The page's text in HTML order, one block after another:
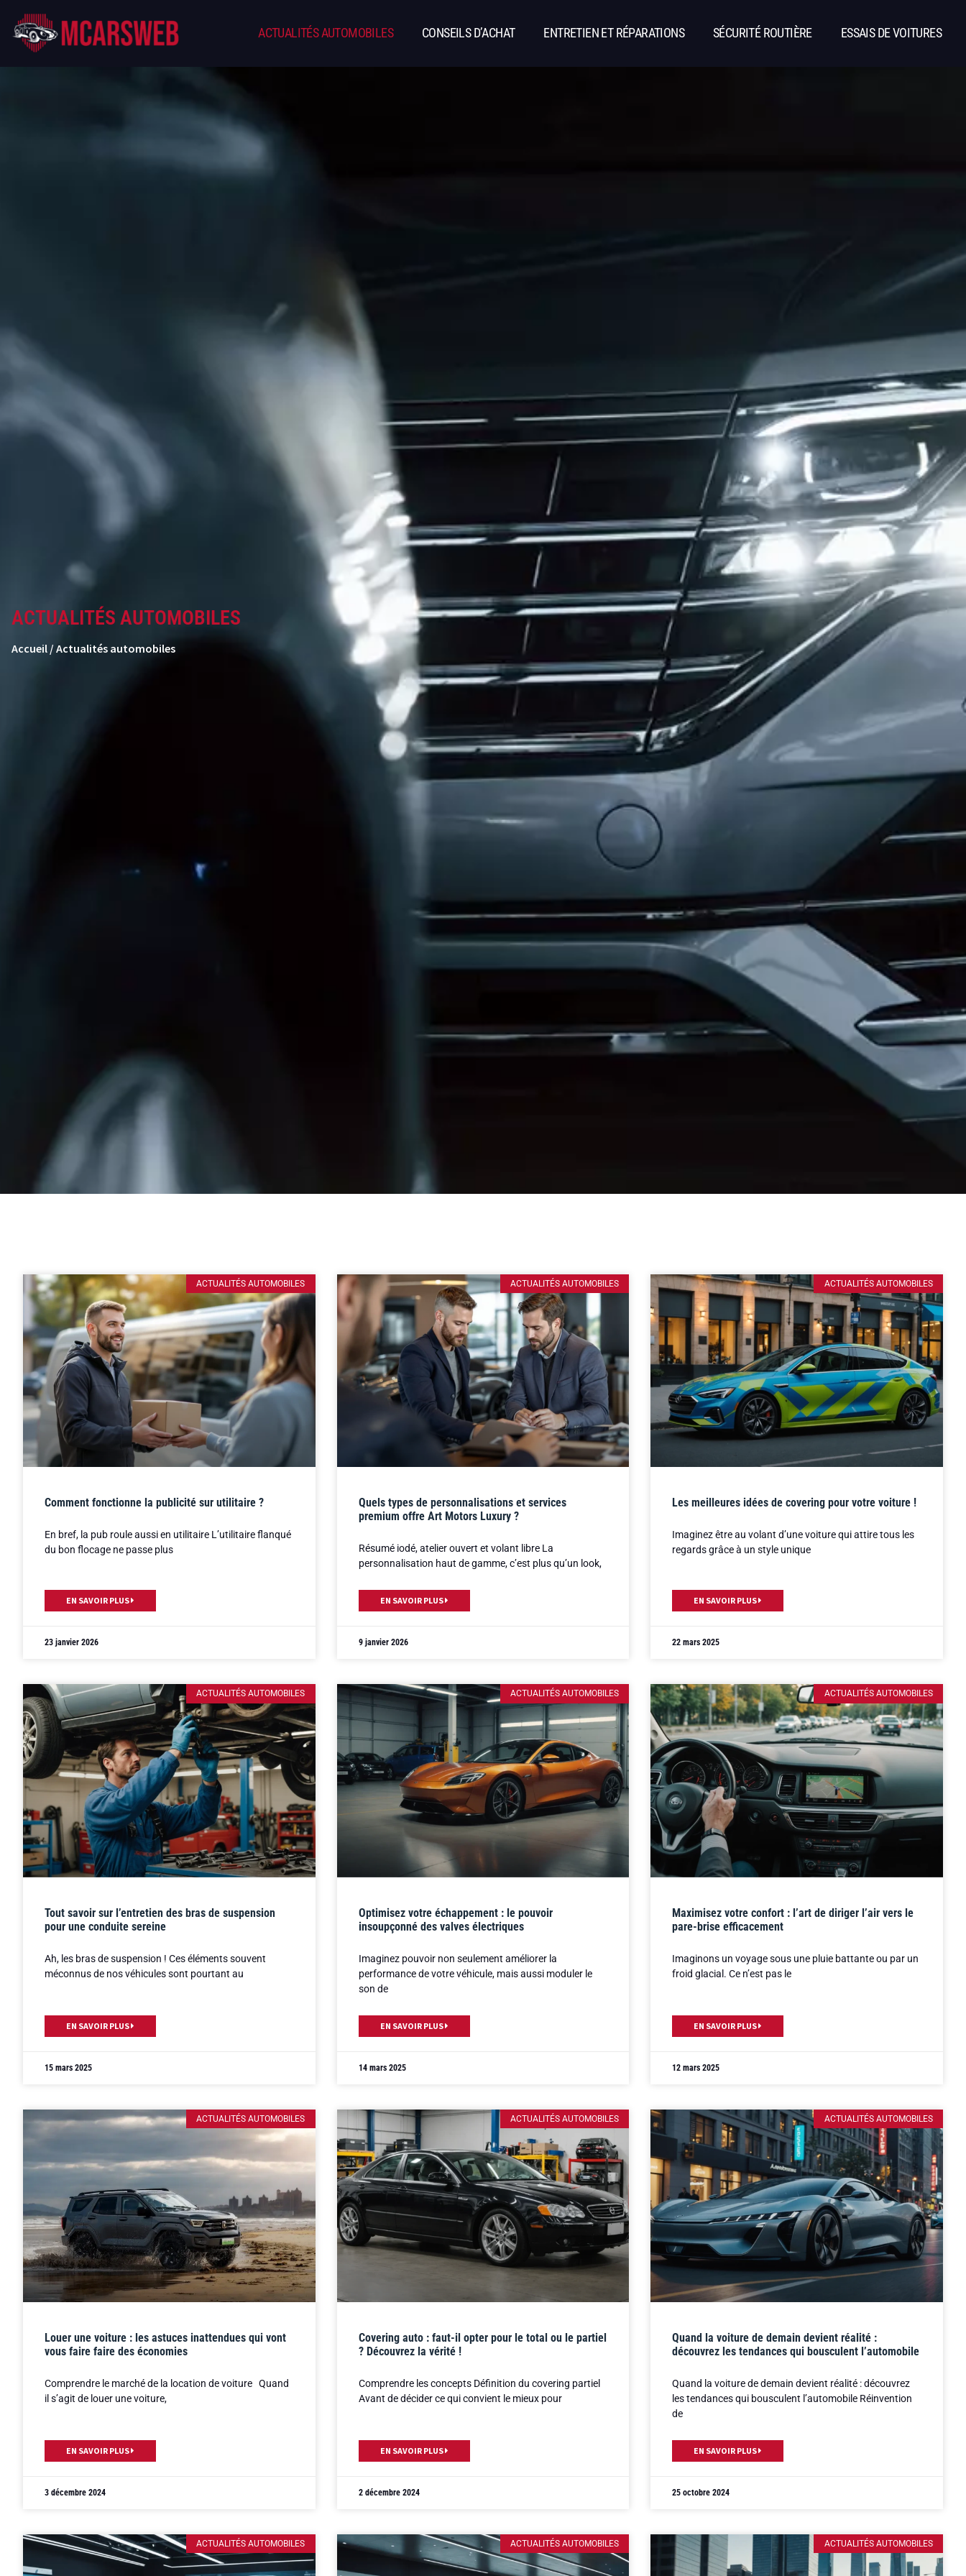
ACTUALITÉS AUTOMOBILES CONSEILS D’ACHAT ENTRETIEN ET RÉPARATIONS SÉCURITÉ ROUTIÈRE ESSAIS DE VOITURES
ACTUALITÉS AUTOMOBILES
Accueil / Actualités automobiles
ACTUALITÉS AUTOMOBILES
Comment fonctionne la publicité sur utilitaire ?
En bref, la pub roule aussi en utilitaire L’utilitaire flanqué
du bon flocage ne passe plus
EN SAVOIR PLUS
23 janvier 2026
ACTUALITÉS AUTOMOBILES
Quels types de personnalisations et services
premium offre Art Motors Luxury ?
Résumé iodé, atelier ouvert et volant libre La
personnalisation haut de gamme, c’est plus qu’un look,
EN SAVOIR PLUS
9 janvier 2026
ACTUALITÉS AUTOMOBILES
Les meilleures idées de covering pour votre voiture !
Imaginez être au volant d’une voiture qui attire tous les
regards grâce à un style unique
EN SAVOIR PLUS
22 mars 2025
ACTUALITÉS AUTOMOBILES
Tout savoir sur l’entretien des bras de suspension
pour une conduite sereine
Ah, les bras de suspension ! Ces éléments souvent
méconnus de nos véhicules sont pourtant au
EN SAVOIR PLUS
15 mars 2025
ACTUALITÉS AUTOMOBILES
Optimisez votre échappement : le pouvoir
insoupçonné des valves électriques
Imaginez pouvoir non seulement améliorer la
performance de votre véhicule, mais aussi moduler le
son de
EN SAVOIR PLUS
14 mars 2025
ACTUALITÉS AUTOMOBILES
Maximisez votre confort : l’art de diriger l’air vers le
pare-brise efficacement
Imaginons un voyage sous une pluie battante ou par un
froid glacial. Ce n’est pas le
EN SAVOIR PLUS
12 mars 2025
ACTUALITÉS AUTOMOBILES
Louer une voiture : les astuces inattendues qui vont
vous faire faire des économies
Comprendre le marché de la location de voiture Quand
il s’agit de louer une voiture,
EN SAVOIR PLUS
3 décembre 2024
ACTUALITÉS AUTOMOBILES
Covering auto : faut-il opter pour le total ou le partiel
? Découvrez la vérité !
Comprendre les concepts Définition du covering partiel
Avant de décider ce qui convient le mieux pour
EN SAVOIR PLUS
2 décembre 2024
ACTUALITÉS AUTOMOBILES
Quand la voiture de demain devient réalité :
découvrez les tendances qui bousculent l’automobile
Quand la voiture de demain devient réalité : découvrez
les tendances qui bousculent l’automobile Réinvention
de
EN SAVOIR PLUS
25 octobre 2024
ACTUALITÉS AUTOMOBILES ACTUALITÉS AUTOMOBILES ACTUALITÉS AUTOMOBILES